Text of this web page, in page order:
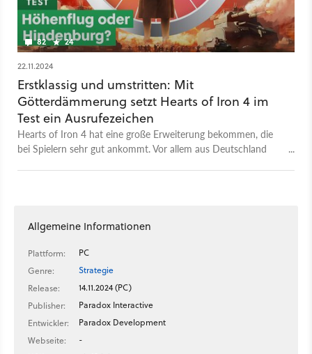
ein demokratisches oder diktatorisches Königreich umbauen
oder der kommunistischen Lehre folgen. Als Käufer des neuen
Expansion Passes bekommt ihr übrigens den Ritt der
Walküren (der im Video im Hintergrund läuft) von Richard
Wagner als Soundtrack mit dazu.
82 24
22.11.2024
Erstklassig und umstritten: Mit
Götterdämmerung setzt Hearts of Iron 4 im
Test ein Ausrufezeichen
Hearts of Iron 4 hat eine große Erweiterung bekommen, die
bei Spielern sehr gut ankommt. Vor allem aus Deutschland
Allgemeine Informationen
Plattform:
PC
Genre:
Strategie
Release:
14.11.2024 (PC)
Publisher:
Paradox Interactive
Entwickler:
Paradox Development
Webseite:
-